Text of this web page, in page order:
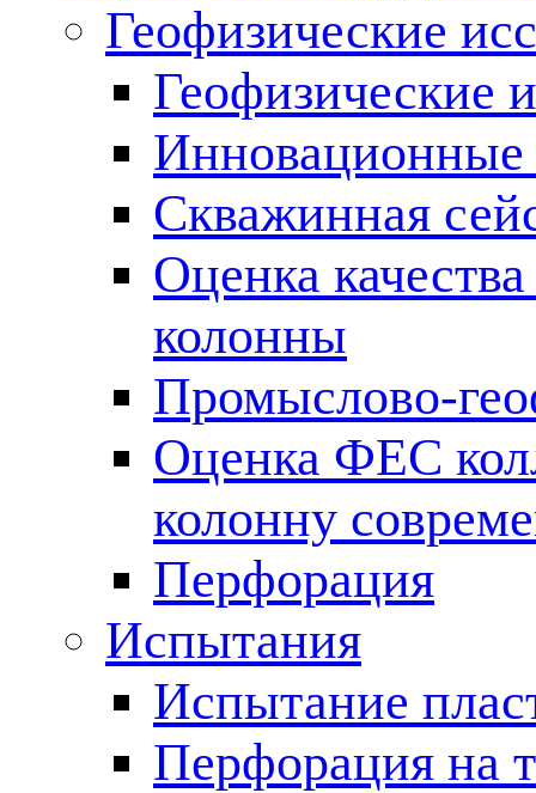
Геофизические
Геофизические
Инновационные
Скважинная
Оценка
колонны
Промыслово-
Оценка ФЕС
колонну
Перфорация
Испытания
Испытание
Перфорация на